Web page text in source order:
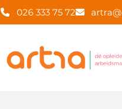
026 333 75 72